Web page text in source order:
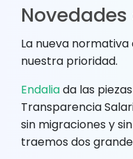
La nueva
nuestra prioridad.
Endaliada las
Transparencia
sin migraciones y
traemos dos